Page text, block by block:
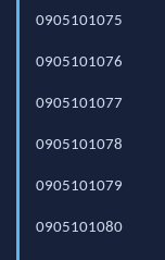
0905101075
0905101076
0905101077
0905101078
0905101079
0905101080